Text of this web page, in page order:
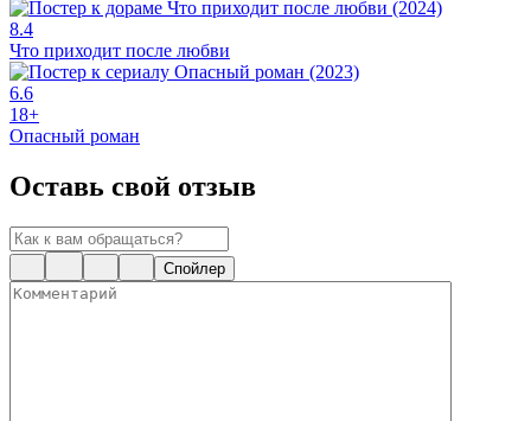
8.4
Что приходит после любви
6.6
18+
Опасный роман
Оставь свой отзыв
Спойлер